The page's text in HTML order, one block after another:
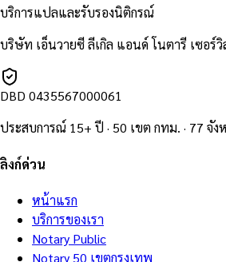
บริการแปลและรับรองนิติกรณ์
บริษัท เอ็นวายซี ลีเกิล แอนด์ โนตารี เซอร์วิ
DBD 0435567000061
ประสบการณ์ 15+ ปี · 50 เขต กทม. · 77 จัง
ลิงก์ด่วน
หน้าแรก
บริการของเรา
Notary Public
Notary 50 เขตกรุงเทพ